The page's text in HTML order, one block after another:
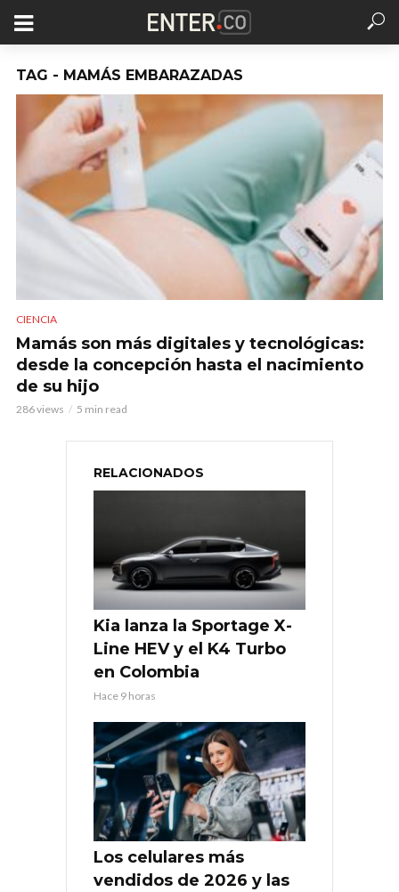
TAG - MAMÁS EMBARAZADAS
CIENCIA
Mamás son más digitales y tecnológicas:
desde la concepción hasta el nacimiento
de su hijo
286 views 5 min read
RELACIONADOS
Kia lanza la Sportage X-
Line HEV y el K4 Turbo
en Colombia
Hace 9 horas
Los celulares más
vendidos de 2026 y las